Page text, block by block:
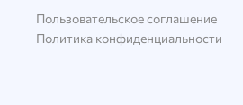
Пользовательское соглашение
Политика конфиденциальности